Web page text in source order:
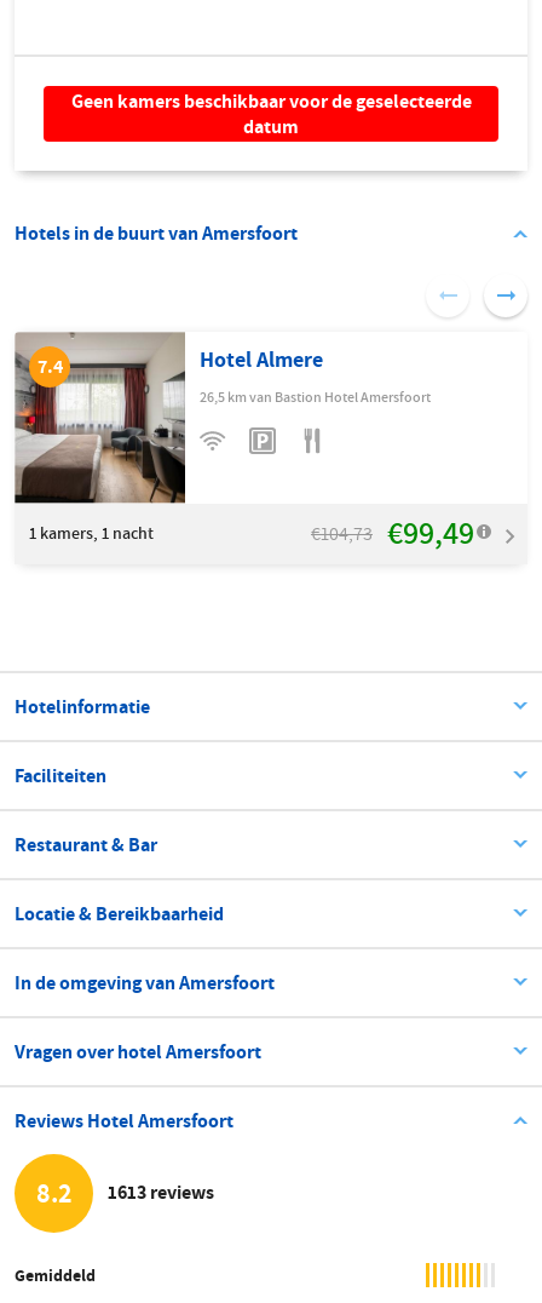
Geen kamers beschikbaar voor de geselecteerde
datum
Hotels in de buurt van Amersfoort
7.4 Hotel Almere
26,5 km van Bastion Hotel Amersfoort
1 kamers, 1 nacht €104,73 €99,49
Hotelinformatie
Faciliteiten
Restaurant & Bar
Locatie & Bereikbaarheid
In de omgeving van Amersfoort
Vragen over hotel Amersfoort
Reviews Hotel Amersfoort
8.2 1613 reviews
Gemiddeld